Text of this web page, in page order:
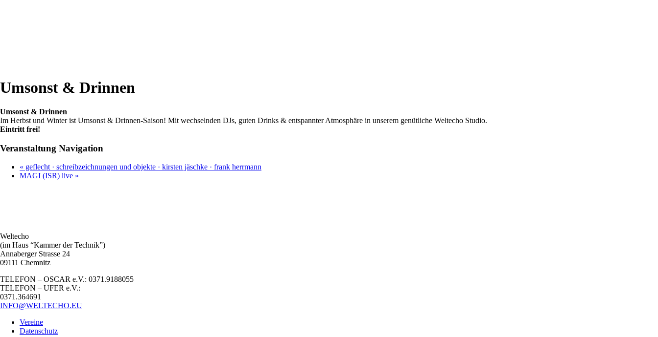
Umsonst & Drinnen
Umsonst & Drinnen
Im Herbst und Winter ist Umsonst & Drinnen-Saison! Mit wechselnden DJs, guten Drinks & entspannter Atmosphäre in unserem genütliche Weltecho Studio.
Eintritt frei!
Veranstaltung Navigation
« geflecht · schreibzeichnungen und objekte · kirsten jäschke · frank herrmann
MAGI (ISR) live »
Weltecho
(im Haus “Kammer der Technik”)
Annaberger Strasse 24
09111 Chemnitz
TELEFON – OSCAR e.V.: 0371.9188055
TELEFON – UFER e.V.:
0371.364691
INFO@WELTECHO.EU
Vereine
Datenschutz